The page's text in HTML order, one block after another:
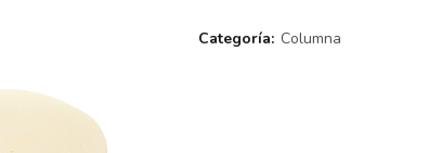
Categoría: Columna